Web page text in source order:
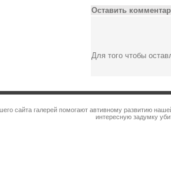
Оставить
Для того чтобы
сайта галерей помогают автивному развитию
интересную задумку